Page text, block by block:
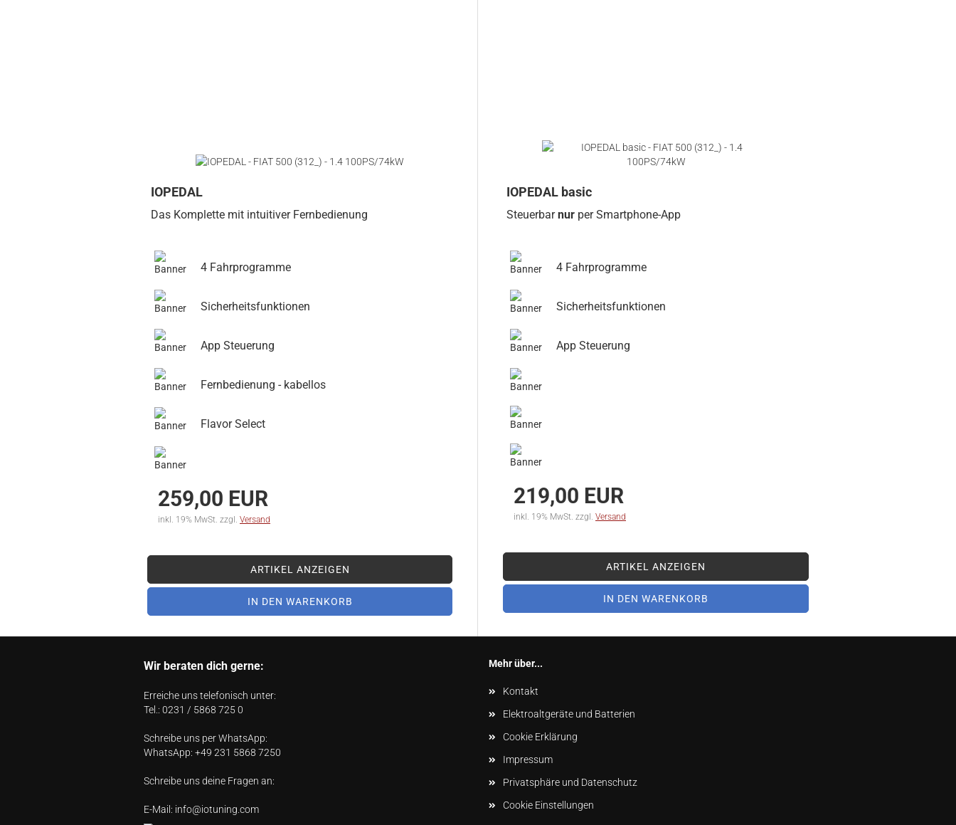
IOPEDAL
Das Komplette mit intuitiver Fernbedienung
4 Fahrprogramme
Sicherheitsfunktionen
App Steuerung
Fernbedienung - kabellos
Flavor Select
259,00 EUR
inkl. 19% MwSt. zzgl. Versand
ARTIKEL ANZEIGEN
IN DEN WARENKORB
IOPEDAL basic
Steuerbarnur per Smartphone-App
4 Fahrprogramme
Sicherheitsfunktionen
App Steuerung
219,00 EUR
inkl. 19% MwSt. zzgl. Versand
ARTIKEL ANZEIGEN
IN DEN WARENKORB
Wir beraten dich gerne:
Erreiche uns telefonisch unter:
Tel.: 0231 / 5868 725 0
Schreibe uns per WhatsApp:
WhatsApp: +49 231 5868 7250
Schreibe uns deine Fragen an:
E-Mail: info@iotuning.com
Mehr über...
Kontakt
Elektroaltgeräte und Batterien
Cookie Erklärung
Impressum
Privatsphäre und Datenschutz
Cookie Einstellungen